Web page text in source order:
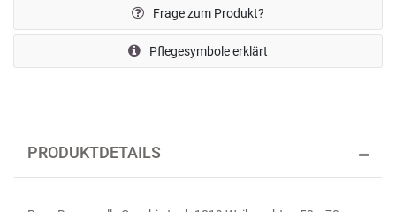
Frage zum Produkt?
Pflegesymbole erklärt
PRODUKTDETAILS